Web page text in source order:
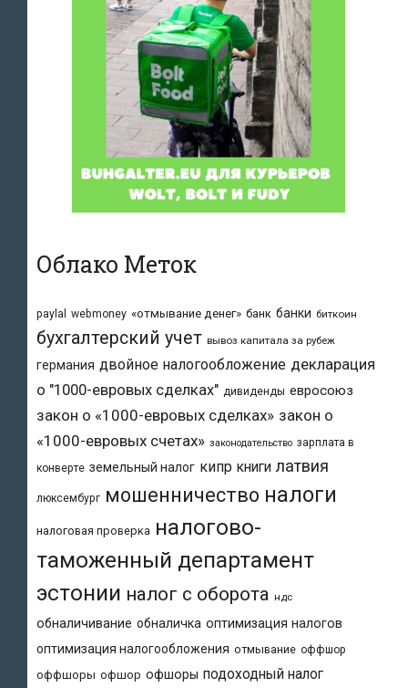
Облако Меток
paylal webmoney «отмывание денег» банк банки биткоин
бухгалтерский учет вывоз капитала за рубеж
германия двойное налогообложение декларация
о "1000-евровых сделках" дивиденды евросоюз
закон о «1000-евровых сделках» закон о
«1000-евровых счетах» законодательство зарплата в
конверте земельный налог кипр книги латвия
люксембург мошенничество налоги
налоговая проверка налогово-
таможенный департамент
эстонии налог с оборота ндс
обналичивание обналичка оптимизация налогов
оптимизация налогообложения отмывание оффшор
оффшоры офшор офшоры подоходный налог